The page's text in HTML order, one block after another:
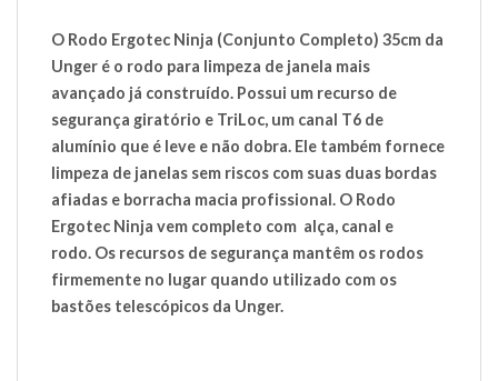
O Rodo Ergotec Ninja (Conjunto Completo) 35cm da
Unger é o rodo para limpeza de janela mais
avançado já construído. Possui um recurso de
segurança giratório e TriLoc, um canal T6 de
alumínio que é leve e não dobra. Ele também fornece
limpeza de janelas sem riscos com suas duas bordas
afiadas e borracha macia profissional. O Rodo
Ergotec Ninja vem completo com alça, canal e
rodo. Os recursos de segurança mantêm os rodos
firmemente no lugar quando utilizado com os
bastões telescópicos da Unger.